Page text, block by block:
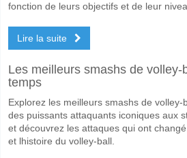
fonction de leurs objectifs et de leur
Lire la suite
Les meilleurs smashs de volley-
temps
Explorez les meilleurs smashs de volley-
des puissants attaquants iconiques aux
et découvrez les attaques qui ont
et lhistoire du volley-ball.